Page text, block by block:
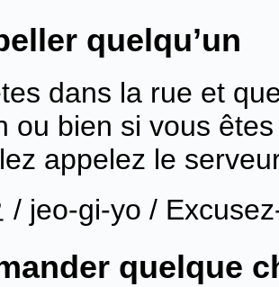
quelqu’un
dans la rue et
ou bien si vous
appelez le
/ jeo-gi-yo /
quelque